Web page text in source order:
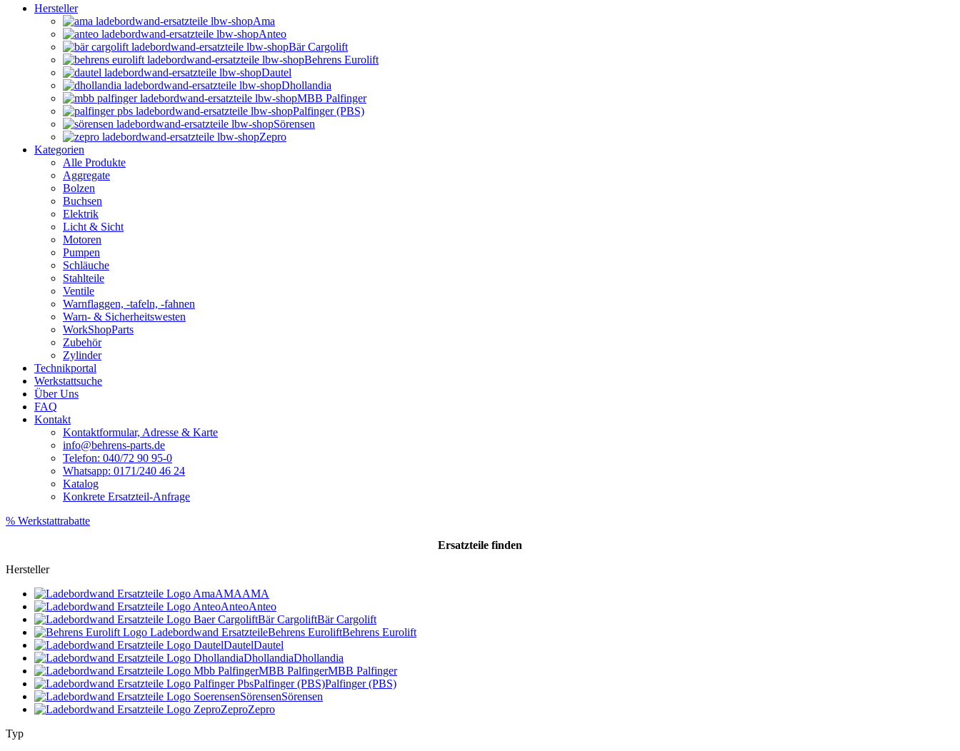
Hersteller
Ama
Anteo
Bär Cargolift
Behrens Eurolift
Dautel
Dhollandia
MBB Palfinger
Palfinger (PBS)
Sörensen
Zepro
Kategorien
Alle Produkte
Aggregate
Bolzen
Buchsen
Elektrik
Licht & Sicht
Motoren
Pumpen
Schläuche
Stahlteile
Ventile
Warnflaggen, -tafeln, -fahnen
Warn- & Sicherheitswesten
WorkShopParts
Zubehör
Zylinder
Technikportal
Werkstattsuche
Über Uns
FAQ
Kontakt
Kontaktformular, Adresse & Karte
info@behrens-parts.de
Telefon: 040/72 90 95-0
Whatsapp: 0171/240 46 24
Katalog
Konkrete Ersatzteil-Anfrage
% Werkstattrabatte
Ersatzteile finden
Hersteller
AMAAMA
AnteoAnteo
Bär CargoliftBär Cargolift
Behrens EuroliftBehrens Eurolift
DautelDautel
DhollandiaDhollandia
MBB PalfingerMBB Palfinger
Palfinger (PBS)Palfinger (PBS)
SörensenSörensen
ZeproZepro
Typ